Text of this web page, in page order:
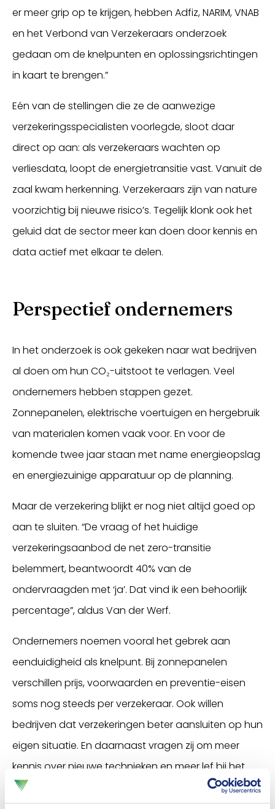
er meer grip op te krijgen, hebben Adfiz, NARIM, VNAB
en het Verbond van Verzekeraars onderzoek
gedaan om de knelpunten en oplossingsrichtingen
in kaart te brengen.”
Eén van de stellingen die ze de aanwezige
verzekeringsspecialisten voorlegde, sloot daar
direct op aan: als verzekeraars wachten op
verliesdata, loopt de energietransitie vast. Vanuit de
zaal kwam herkenning. Verzekeraars zijn van nature
voorzichtig bij nieuwe risico’s. Tegelijk klonk ook het
geluid dat de sector meer kan doen door kennis en
data actief met elkaar te delen.
Perspectief ondernemers
In het onderzoek is ook gekeken naar wat bedrijven
al doen om hun CO₂-uitstoot te verlagen. Veel
ondernemers hebben stappen gezet.
Zonnepanelen, elektrische voertuigen en hergebruik
van materialen komen vaak voor. En voor de
komende twee jaar staan met name energieopslag
en energiezuinige apparatuur op de planning.
Maar de verzekering blijkt er nog niet altijd goed op
aan te sluiten. “De vraag of het huidige
verzekeringsaanbod de net zero-transitie
belemmert, beantwoordt 40% van de
ondervraagden met ‘ja’. Dat vind ik een behoorlijk
percentage”, aldus Van der Werf.
Ondernemers noemen vooral het gebrek aan
eenduidigheid als knelpunt. Bij zonnepanelen
verschillen prijs, voorwaarden en preventie-eisen
soms nog steeds per verzekeraar. Ook willen
bedrijven dat verzekeringen beter aansluiten op hun
eigen situatie. En daarnaast vragen zij om meer
kennis over nieuwe technieken en meer lef bij het
verzekeren van duurzame innovaties.